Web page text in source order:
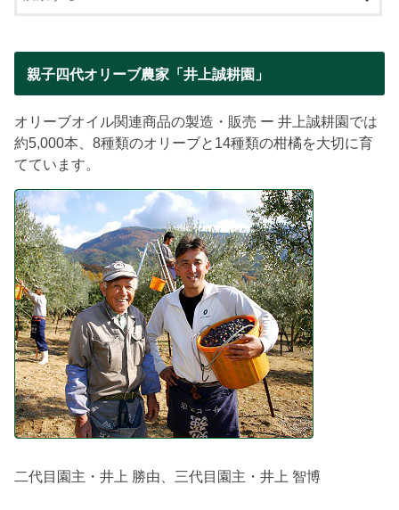
親子四代オリーブ農家「井上誠耕園」
オリーブオイル関連商品の製造・販売 ー 井上誠耕園では
約5,000本、8種類のオリーブと14種類の柑橘を大切に育
てています。
二代目園主・井上 勝由、三代目園主・井上 智博